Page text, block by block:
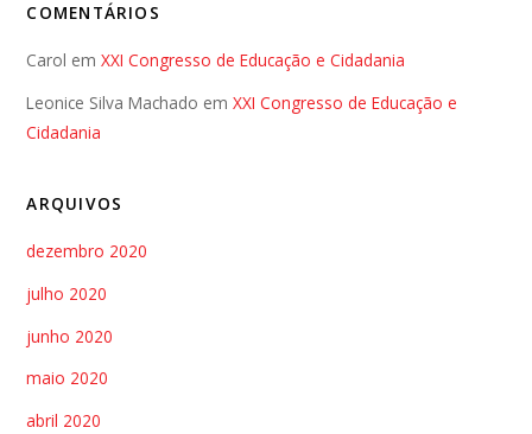
COMENTÁRIOS
Carol emXXI Congresso de Educação e Cidadania
Leonice Silva Machado emXXI Congresso de Educação e
Cidadania
ARQUIVOS
dezembro 2020
julho 2020
junho 2020
maio 2020
abril 2020